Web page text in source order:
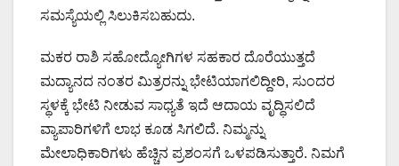
ಸಮಸ್ಯೆಯಲ್ಲಿ ಸಿಲುಕಿಸಬಹುದು.
ಮಕರ ರಾಶಿ ಸಹೋದ್ಯೋಗಿಗಳ ಸಹಕಾರ ದೊರೆಯುತ್ತದೆ
ಮದ್ಯಾನದ ನಂತರ ಮಿತ್ರರನ್ನು ಭೇಟಿಯಾಗಲಿದ್ದೀರಿ, ಸುಂದರ
ಸ್ಥಳಕ್ಕೆ ಭೇಟಿ ನೀಡುವ ಸಾಧ್ಯತೆ ಇದೆ ಆದಾಯ ವೃದ್ಧಿಸಲಿದೆ
ವ್ಯಾಪಾರಿಗಳಿಗೆ ಲಾಭ ಕೂಡ ಸಿಗಲಿದೆ. ನಿಮ್ಮನ್ನು
ಮೇಲಾಧಿಕಾರಿಗಳು ಹೆಚ್ಚಿನ ಪ್ರಶಂಸಗೆ ಒಳಪಡಿಸುತ್ತಾರೆ. ನಿಮಗೆ